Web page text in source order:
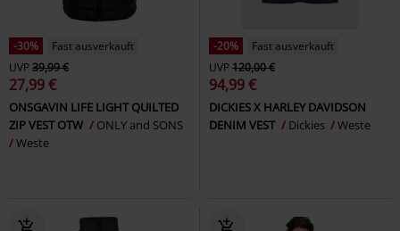
-30%
Fast ausverkauft
UVP39,99 €
27,99 €
ONSGAVIN LIFE LIGHT QUILTED
ZIP VEST OTW
ONLY and SONS
Weste
-20%
Fast ausverkauft
UVP120,00 €
94,99 €
DICKIES X HARLEY DAVIDSON
DENIM VEST
Dickies Weste